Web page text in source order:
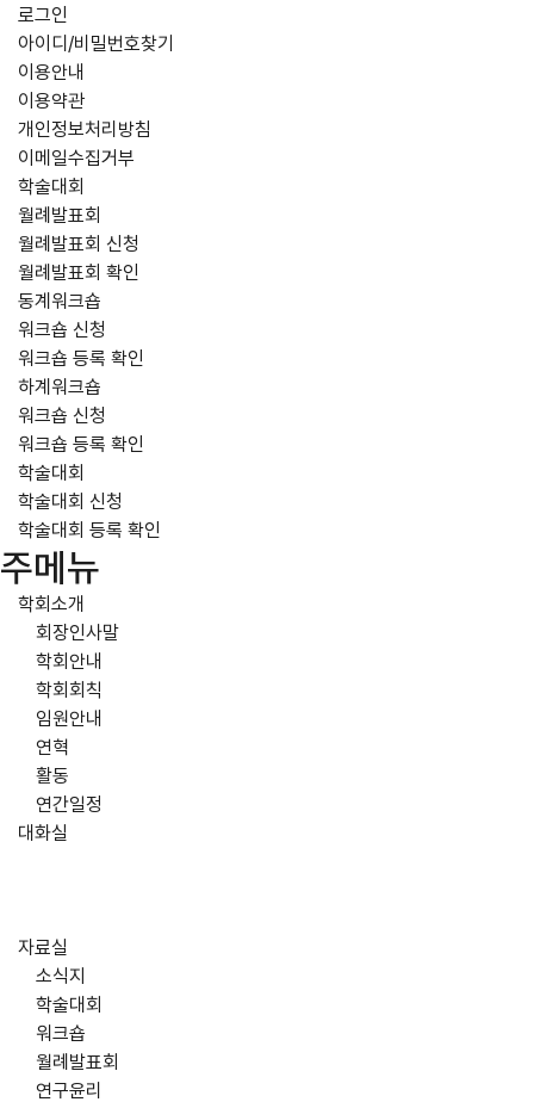
로그인
아이디/비밀번호찾기
이용안내
이용약관
개인정보처리방침
이메일수집거부
학술대회
월례발표회
월례발표회 신청
월례발표회 확인
동계워크숍
워크숍 신청
워크숍 등록 확인
하계워크숍
워크숍 신청
워크숍 등록 확인
학술대회
학술대회 신청
학술대회 등록 확인
주메뉴
학회소개
회장인사말
학회안내
학회회칙
임원안내
연혁
활동
연간일정
대화실
자료실
소식지
학술대회
워크숍
월례발표회
연구윤리